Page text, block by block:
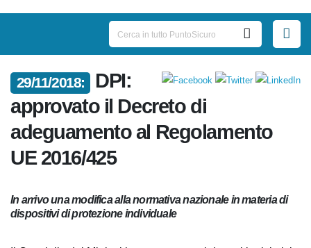
29/11/2018:
DPI:
approvato il Decreto di
adeguamento al Regolamento
UE 2016/425
In arrivo una modifica alla normativa nazionale in materia
di dispositivi di protezione individuale